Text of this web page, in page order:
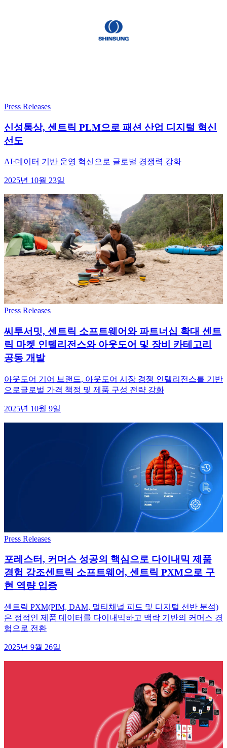
Press Releases
신성통상, 센트릭 PLM으로 패션 산업 디지털 혁신
선도
AI·데이터 기반 운영 혁신으로 글로벌 경쟁력 강화
2025년 10월 23일
Press Releases
씨투서밋, 센트릭 소프트웨어와 파트너십 확대 센트
릭 마켓 인텔리전스와 아웃도어 및 장비 카테고리
공동 개발
아웃도어 기어 브랜드, 아웃도어 시장 경쟁 인텔리전스를 기반
으로글로벌 가격 책정 및 제품 구성 전략 강화
2025년 10월 9일
Press Releases
포레스터, 커머스 성공의 핵심으로 다이내믹 제품
경험 강조센트릭 소프트웨어, 센트릭 PXM으로 구
현 역량 입증
센트릭 PXM(PIM, DAM, 멀티채널 피드 및 디지털 선반 분석)
은 정적인 제품 데이터를 다이내믹하고 맥락 기반의 커머스 경
험으로 전환
2025년 9월 26일